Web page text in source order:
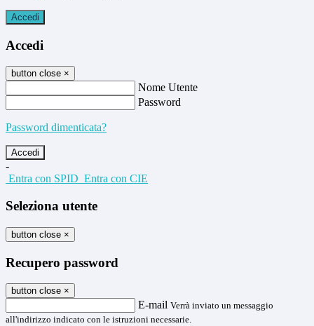
Accedi
Accedi
button close ×
Nome Utente
Password
Password dimenticata?
-
Entra con SPID Entra con CIE
Seleziona utente
button close ×
Recupero password
button close ×
E-mail Verrà inviato un messaggio
all'indirizzo indicato con le istruzioni necessarie.